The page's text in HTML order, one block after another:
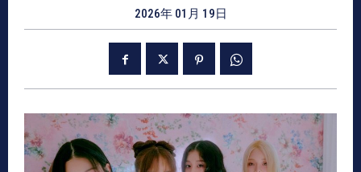
2026年 01月 19日